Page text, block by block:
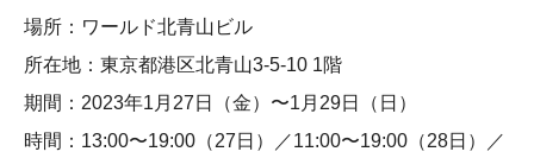
場所：ワールド北青山ビル
所在地：東京都港区北青山3-5-10 1階
期間：2023年1月27日（金）〜1月29日（日）
時間：13:00〜19:00（27日）／11:00〜19:00（28日）／